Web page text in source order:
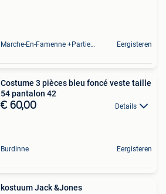
Marche-En-Famenne +Partie De Baillonville Et Noiseux Eergisteren
Costume 3 pièces bleu foncé veste taille
54 pantalon 42
€ 60,00 Details
Burdinne Eergisteren
kostuum Jack &Jones